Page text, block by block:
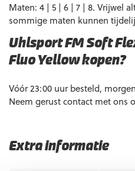
Extra informatie
Maten: 4 | 5 | 6 | 7 | 8. Vrijwel
sommige maten kunnen
Uhlsport FM Soft
Fluo Yellow kopen?
Vóór 23:00 uur besteld,
Neem gerust contact met ons